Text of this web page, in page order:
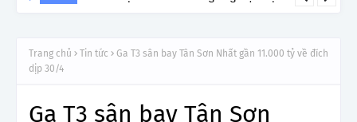
Trang chủ Tin tức
Ga T3 sân bay Tân Sơn Nhất gần 11.000 tỷ về đích
dịp 30/4
Ga T3 sân bay Tân Sơn